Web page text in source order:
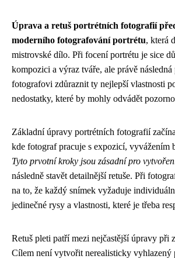
Úprava a retuš portrétních fotografií
moderního fotografování portrétu, která
mistrovské dílo. Při focení portrétu je sice
kompozici a výraz tváře, ale právě
fotografovi zdůraznit ty nejlepší vlastnosti
nedostatky, které by mohly odvádět
Základní úpravy portrétních fotografií
kde fotograf pracuje s expozicí, vyvážením
Tyto prvotní kroky jsou zásadní pro
následně stavět detailnější retuše. Při
na to, že každý snímek vyžaduje
jedinečné rysy a vlastnosti, které je třeba
Retuš pleti patří mezi nejčastější úpravy
Cílem není vytvořit nerealisticky vyhlazený